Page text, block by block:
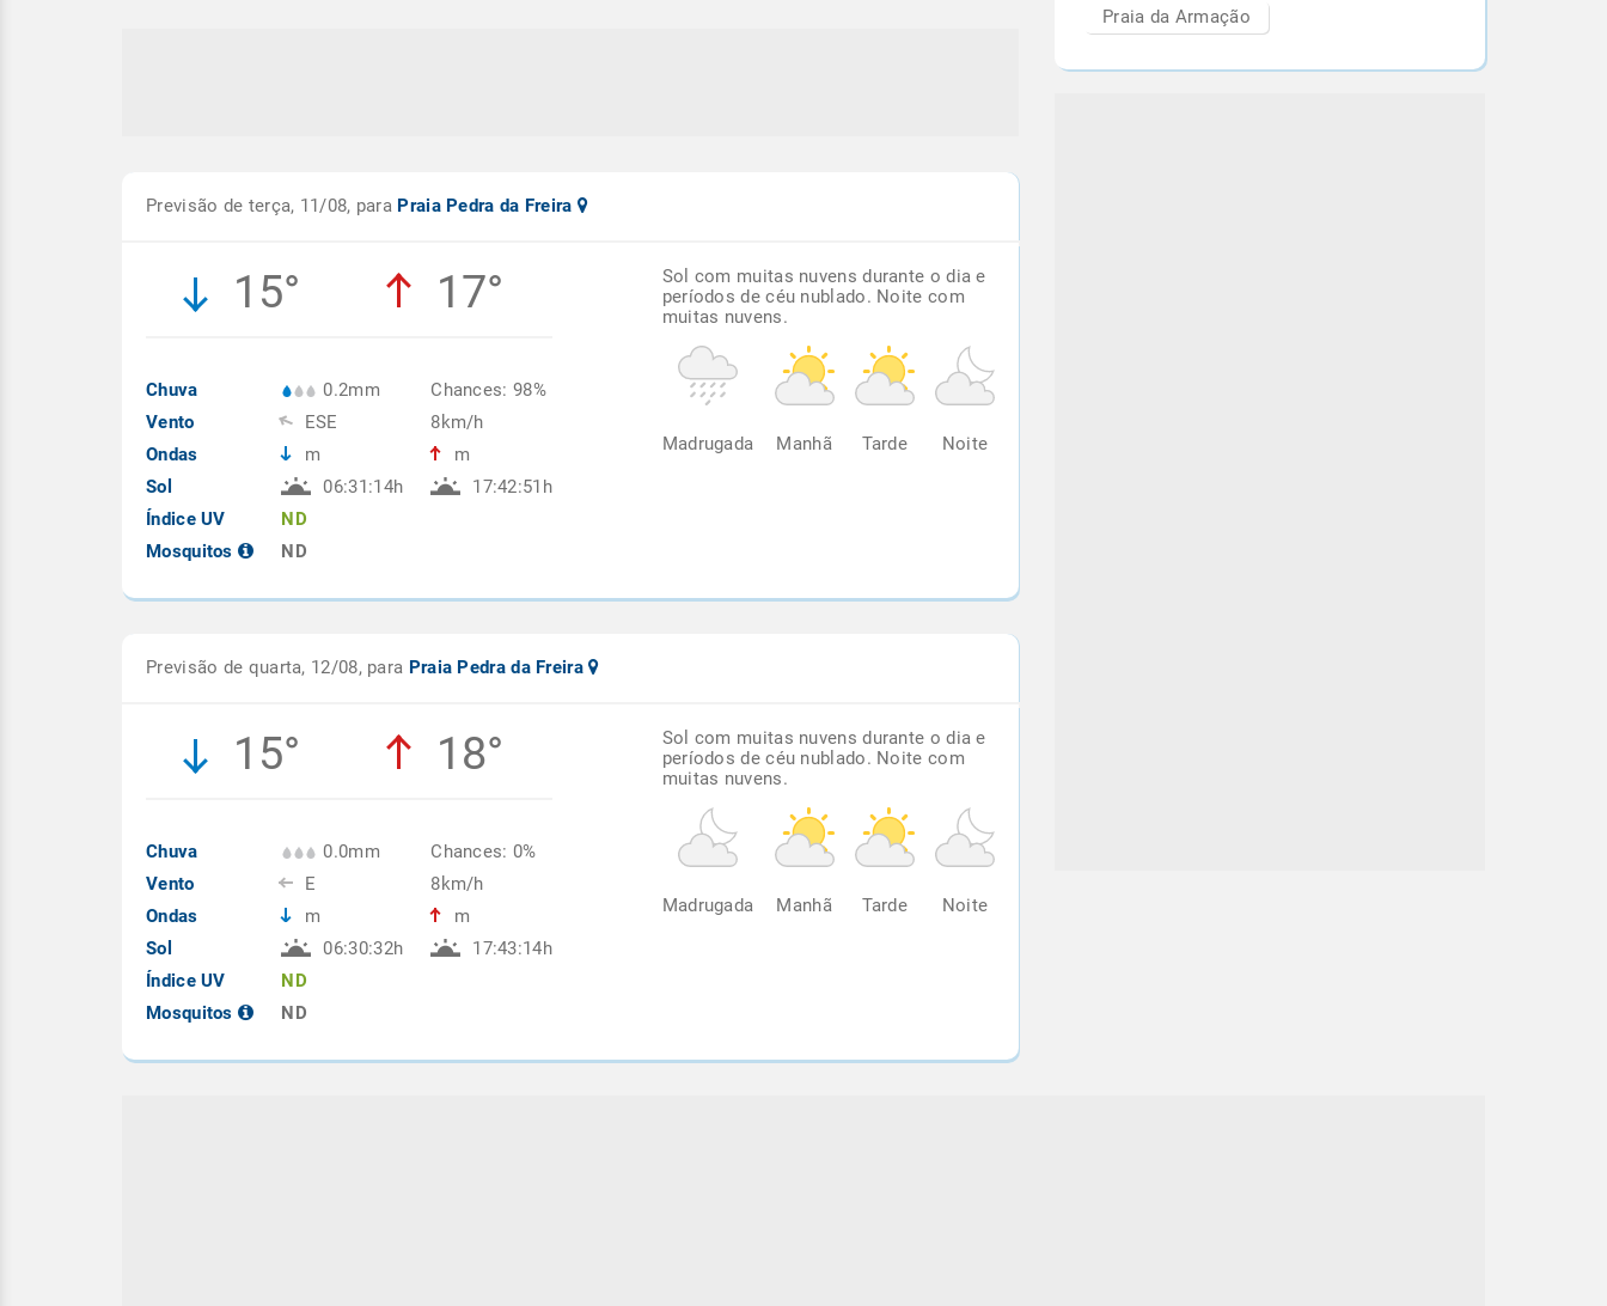
Previsão de terça, 11/08, para Praia Pedra da Freira
15° 17°
Chuva
Vento
Ondas
Sol
Índice UV
Mosquitos
0.2mm
ESE
m
06:31:14h
ND
ND
Chances: 98%
8km/h
m
17:42:51h
Sol com muitas nuvens durante o dia e
períodos de céu nublado. Noite com
muitas nuvens.
Madrugada Manhã Tarde Noite
Previsão de quarta, 12/08, para Praia Pedra da Freira
15° 18°
Chuva
Vento
Ondas
Sol
Índice UV
Mosquitos
0.0mm
E
m
06:30:32h
ND
ND
Chances: 0%
8km/h
m
17:43:14h
Sol com muitas nuvens durante o dia e
períodos de céu nublado. Noite com
muitas nuvens.
Madrugada Manhã Tarde Noite
Praia da Armação